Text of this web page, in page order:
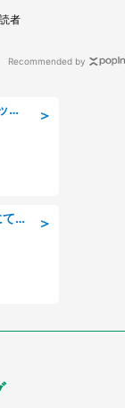
）
者
Recommended by
＞
日払いOKで即日収入/キッチンスタッフ/「原付免許必須」デリバリー業務など、自己成長可能な幅広い仕事に挑戦!髪型自由&ピアス・ネイルOK/茨城県/水戸市
＞
工事・土木施工管理/総合技術商社にて施工管理のお仕事/即日勤務可/車通勤可/工事・土木施工管理/生産・品質管理